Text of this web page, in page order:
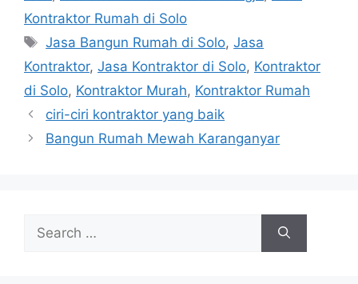
Kontraktor Rumah di Solo
Tags
Jasa Bangun Rumah di Solo,Jasa
Kontraktor, Jasa Kontraktor di Solo, Kontraktor
di Solo, Kontraktor Murah, Kontraktor Rumah
ciri-ciri kontraktor yang baik
Bangun Rumah Mewah Karanganyar
Search
for: